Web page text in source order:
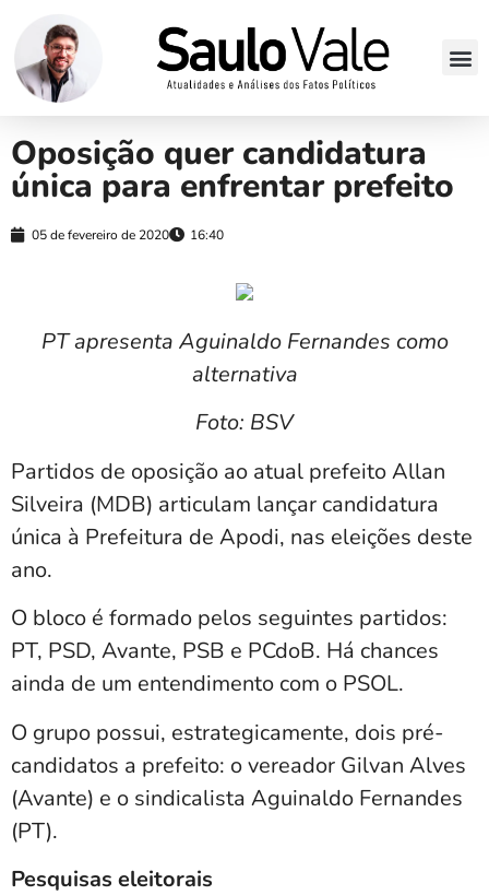
Oposição quer candidatura
única para enfrentar prefeito
05 de fevereiro de 2020 16:40
PT apresenta Aguinaldo Fernandes como
alternativa
Foto: BSV
Partidos de oposição ao atual prefeito Allan
Silveira (MDB) articulam lançar candidatura
única à Prefeitura de Apodi, nas eleições deste
ano.
O bloco é formado pelos seguintes partidos:
PT, PSD, Avante, PSB e PCdoB. Há chances
ainda de um entendimento com o PSOL.
O grupo possui, estrategicamente, dois pré-
candidatos a prefeito: o vereador Gilvan Alves
(Avante) e o sindicalista Aguinaldo Fernandes
(PT).
Pesquisas eleitorais